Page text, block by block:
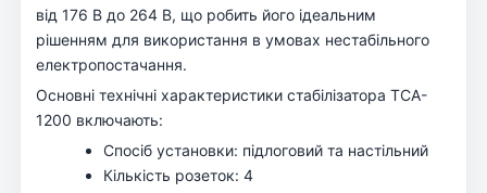
від 176 В до 264 В, що робить його ідеальним
рішенням для використання в умовах нестабільного
електропостачання.
Основні технічні характеристики стабілізатора TCA-
1200 включають:
Спосіб установки: підлоговий та настільний
Кількість розеток: 4